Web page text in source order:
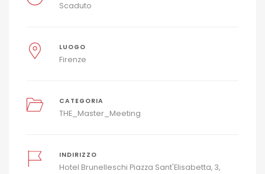
Scaduto
LUOGO
Firenze
CATEGORIA
THE_Master_Meeting
INDIRIZZO
Hotel Brunelleschi Piazza Sant'Elisabetta, 3,